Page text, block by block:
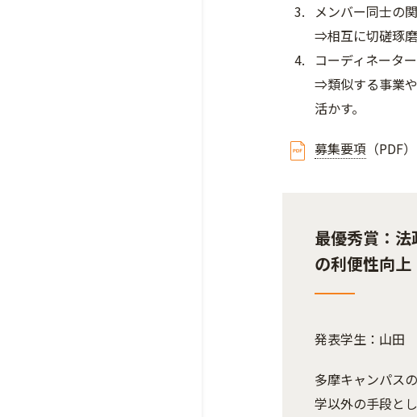
メンバー同士の
⇒相互に切磋琢磨
コーディネータ
⇒類似する事業
活かす。
募集要項 （PDF）
最優秀賞：
の利便性向上
発表学生：山田
多摩キャンパス
学以外の手段と